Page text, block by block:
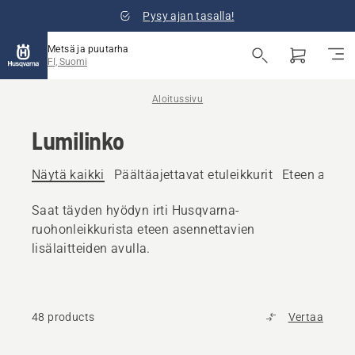
Pysy ajan tasalla!
Metsä ja puutarha
FI, Suomi
Aloitussivu
Lumilinko
Näytä kaikki Päältäajettavat etuleikkurit Eteen
Saat täyden hyödyn irti Husqvarna-
ruohonleikkurista eteen asennettavien
lisälaitteiden avulla.
48 products Vertaa